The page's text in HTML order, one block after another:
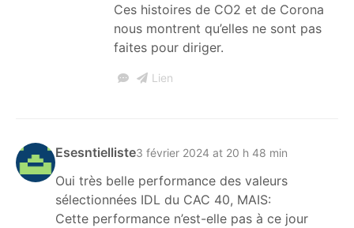
Ces histoires de CO2 et de Corona
nous montrent qu’elles ne sont pas
faites pour diriger.
Lien
Esesntielliste3 février 2024 at 20 h 48 min
Oui très belle performance des valeurs
sélectionnées IDL du CAC 40, MAIS:
Cette performance n’est-elle pas à ce jour